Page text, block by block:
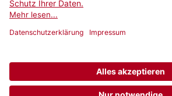
Netiquetta